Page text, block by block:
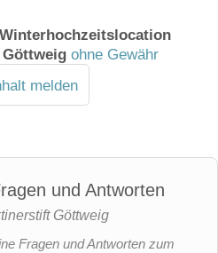
Winterhochzeitslocation
ohne Gewähr
melden
und Antworten
Göttweig
Fragen und Antworten zum